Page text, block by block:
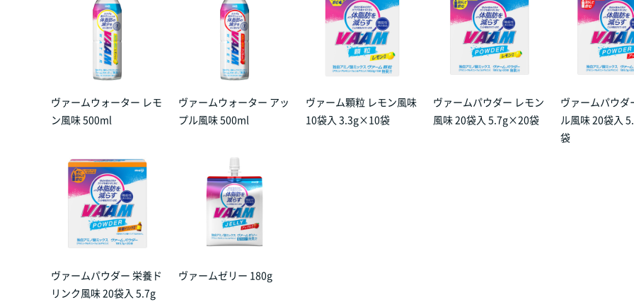
ヴァームウォーター レモ
ン風味 500ml
ヴァームウォーター アッ
プル風味 500ml
ヴァーム顆粒 レモン風味
10袋入 3.3g×10袋
ヴァームパウダー レモン
風味 20袋入 5.7g×20袋
ヴァームパウダ
ル風味 20袋入
袋
ヴァームパウダー 栄養ド
リンク風味 20袋入 5.7g
ヴァームゼリー 180g